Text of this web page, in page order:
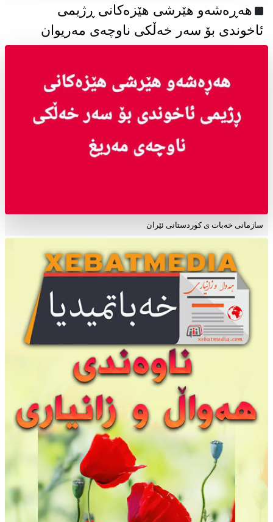
هەڕەشەو هێرشی هێزەکانی ڕژیمی
ئاخوندی بۆ سەر خەڵکی ناوچەی مەریوان
سازمانی خەبات ی کوردستانی ئێران